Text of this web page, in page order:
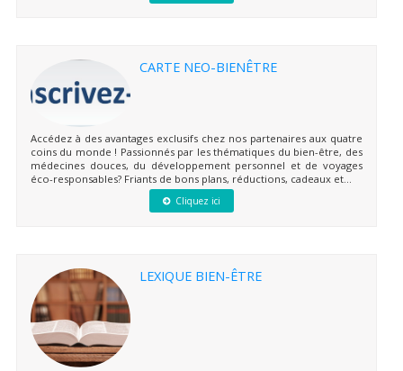
CARTE NEO-BIENÊTRE
Accédez à des avantages exclusifs chez nos partenaires aux quatre
coins du monde ! Passionnés par les thématiques du bien-être, des
médecines douces, du développement personnel et de voyages
éco-responsables? Friants de bons plans, réductions, cadeaux et...
Cliquez ici
LEXIQUE BIEN-ÊTRE